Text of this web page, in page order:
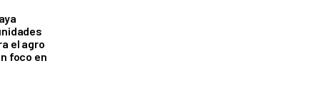
el agro
foco en